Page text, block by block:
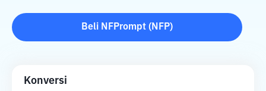
Beli NFPrompt ( NFP)
Konversi